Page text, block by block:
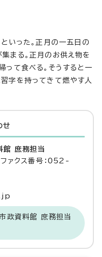
いった。正月の一五日の
まる。正月のお供え物を
って食べる。そうすると一
字を持ってきて燃やす人
せ
館 庶務担当
クス番号：052-
政資料館 庶務担当